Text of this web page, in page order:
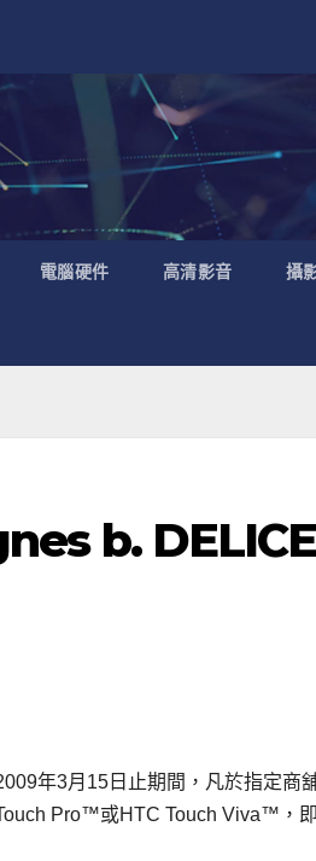
電腦硬件 高清影音 攝
b.
年3月15日止期間，凡於指定
Pro™或HTC Touch Viva™，